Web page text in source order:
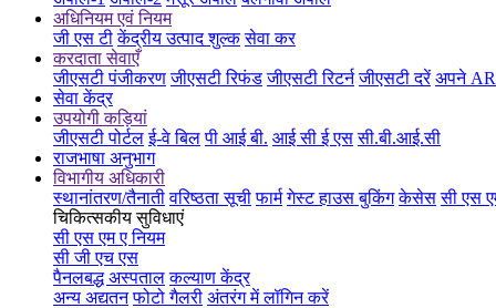
अधिनियम एवं नियम
जी एस टी केंद्रीय उत्पाद शुल्क सेवा कर
करदाता सेवाएँ
जीएसटी पंजीकरण जीएसटी रिफंड जीएसटी रिटर्न जीएसटी दरें अपने
सेवा केंद्र
उपयोगी कड़ियां
जीएसटी पोर्टल ई-वे बिल पी आई बी. आई सी ई एस सी.बी.आई.सी
राजभाषा अनुभाग
विभागीय अधिकारी
स्थानांतरण/तैनाती वरिष्ठता सूची फार्म गेस्ट हाउस बुकिंग केसेस सी एस
चिकित्सकीय सुविधाएं
सी एस एम ए नियम
सी जी एच एस
पैनलबद्ध अस्पताल कल्याण केंद्र
अन्य अद्यतन फोटो गैलरी अंतरंग में लॉगिन करें